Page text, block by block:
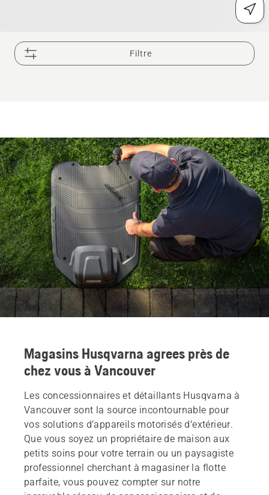
Filtre
Magasins Husqvarna agrees près de
chez vous à Vancouver
Les concessionnaires et détaillants Husqvarna à
Vancouver sont la source incontournable pour
vos solutions d’appareils motorisés d’extérieur.
Que vous soyez un propriétaire de maison aux
petits soins pour votre terrain ou un paysagiste
professionnel cherchant à magasiner la flotte
parfaite, vous pouvez compter sur notre